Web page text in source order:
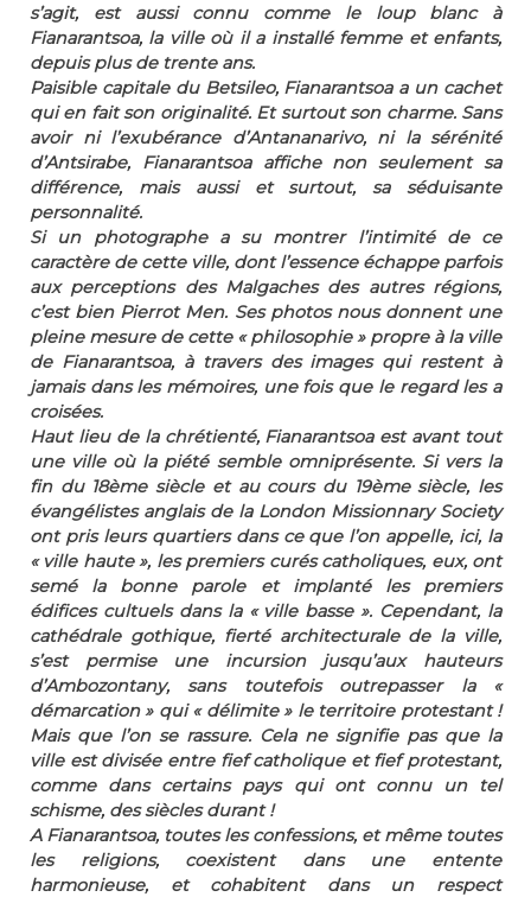
s’agit, est aussi connu comme le loup blanc à
Fianarantsoa, la ville où il a installé femme et enfants,
depuis plus de trente ans.
Paisible capitale du Betsileo, Fianarantsoa a un cachet
qui en fait son originalité. Et surtout son charme. Sans
avoir ni l’exubérance d’Antananarivo, ni la sérénité
d’Antsirabe, Fianarantsoa affiche non seulement sa
différence, mais aussi et surtout, sa séduisante
personnalité.
Si un photographe a su montrer l’intimité de ce
caractère de cette ville, dont l’essence échappe parfois
aux perceptions des Malgaches des autres régions,
c’est bien Pierrot Men. Ses photos nous donnent une
pleine mesure de cette « philosophie » propre à la ville
de Fianarantsoa, à travers des images qui restent à
jamais dans les mémoires, une fois que le regard les a
croisées.
Haut lieu de la chrétienté, Fianarantsoa est avant tout
une ville où la piété semble omniprésente. Si vers la
fin du 18ème siècle et au cours du 19ème siècle, les
évangélistes anglais de la London Missionnary Society
ont pris leurs quartiers dans ce que l’on appelle, ici, la
« ville haute », les premiers curés catholiques, eux, ont
semé la bonne parole et implanté les premiers
édifices cultuels dans la « ville basse ». Cependant, la
cathédrale gothique, fierté architecturale de la ville,
s’est permise une incursion jusqu’aux hauteurs
d’Ambozontany, sans toutefois outrepasser la «
démarcation » qui « délimite » le territoire protestant !
Mais que l’on se rassure. Cela ne signifie pas que la
ville est divisée entre fief catholique et fief protestant,
comme dans certains pays qui ont connu un tel
schisme, des siècles durant !
A Fianarantsoa, toutes les confessions, et même toutes
les religions, coexistent dans une entente
harmonieuse, et cohabitent dans un respect